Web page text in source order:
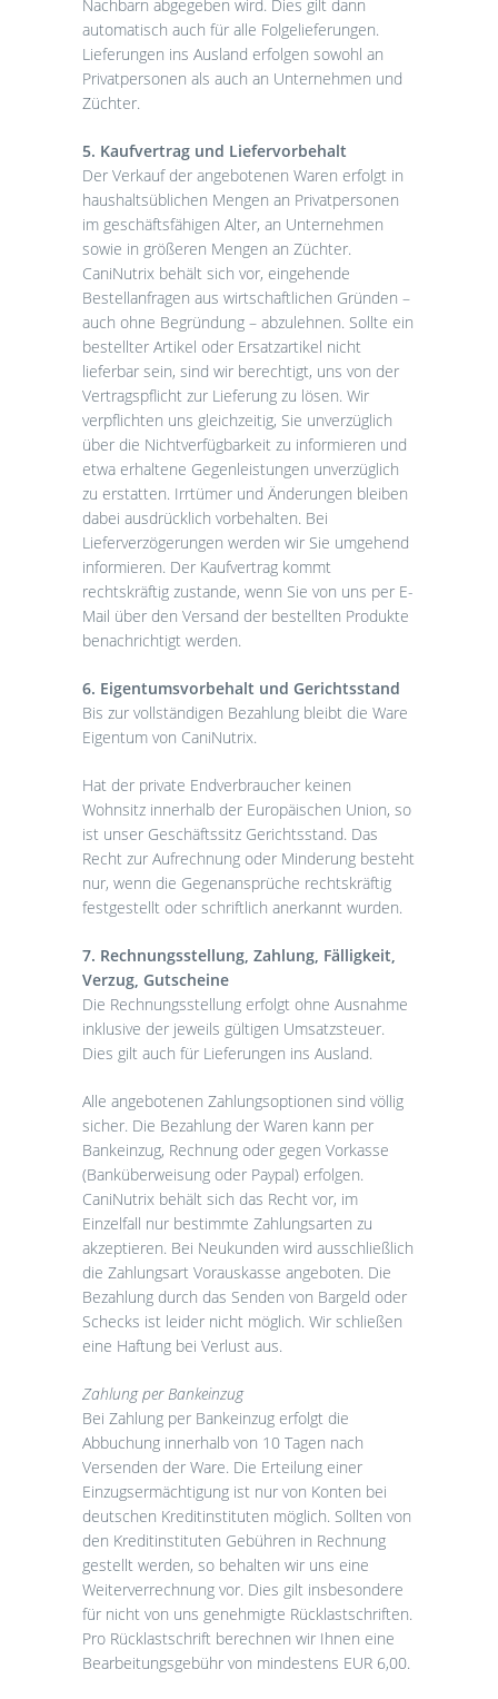
Nachbarn abgegeben wird. Dies gilt dann
automatisch auch für alle Folgelieferungen.
Lieferungen ins Ausland erfolgen sowohl an
Privatpersonen als auch an Unternehmen und
Züchter.
5. Kaufvertrag und Liefervorbehalt
Der Verkauf der angebotenen Waren erfolgt in
haushaltsüblichen Mengen an Privatpersonen
im geschäftsfähigen Alter, an Unternehmen
sowie in größeren Mengen an Züchter.
CaniNutrix behält sich vor, eingehende
Bestellanfragen aus wirtschaftlichen Gründen –
auch ohne Begründung – abzulehnen. Sollte ein
bestellter Artikel oder Ersatzartikel nicht
lieferbar sein, sind wir berechtigt, uns von der
Vertragspflicht zur Lieferung zu lösen. Wir
verpflichten uns gleichzeitig, Sie unverzüglich
über die Nichtverfügbarkeit zu informieren und
etwa erhaltene Gegenleistungen unverzüglich
zu erstatten. Irrtümer und Änderungen bleiben
dabei ausdrücklich vorbehalten. Bei
Lieferverzögerungen werden wir Sie umgehend
informieren. Der Kaufvertrag kommt
rechtskräftig zustande, wenn Sie von uns per E-
Mail über den Versand der bestellten Produkte
benachrichtigt werden.
6. Eigentumsvorbehalt und Gerichtsstand
Bis zur vollständigen Bezahlung bleibt die Ware
Eigentum von CaniNutrix.
Hat der private Endverbraucher keinen
Wohnsitz innerhalb der Europäischen Union, so
ist unser Geschäftssitz Gerichtsstand. Das
Recht zur Aufrechnung oder Minderung besteht
nur, wenn die Gegenansprüche rechtskräftig
festgestellt oder schriftlich anerkannt wurden.
7. Rechnungsstellung, Zahlung, Fälligkeit,
Verzug, Gutscheine
Die Rechnungsstellung erfolgt ohne Ausnahme
inklusive der jeweils gültigen Umsatzsteuer.
Dies gilt auch für Lieferungen ins Ausland.
Alle angebotenen Zahlungsoptionen sind völlig
sicher. Die Bezahlung der Waren kann per
Bankeinzug, Rechnung oder gegen Vorkasse
(Banküberweisung oder Paypal) erfolgen.
CaniNutrix behält sich das Recht vor, im
Einzelfall nur bestimmte Zahlungsarten zu
akzeptieren. Bei Neukunden wird ausschließlich
die Zahlungsart Vorauskasse angeboten. Die
Bezahlung durch das Senden von Bargeld oder
Schecks ist leider nicht möglich. Wir schließen
eine Haftung bei Verlust aus.
Zahlung per Bankeinzug
Bei Zahlung per Bankeinzug erfolgt die
Abbuchung innerhalb von 10 Tagen nach
Versenden der Ware. Die Erteilung einer
Einzugsermächtigung ist nur von Konten bei
deutschen Kreditinstituten möglich. Sollten von
den Kreditinstituten Gebühren in Rechnung
gestellt werden, so behalten wir uns eine
Weiterverrechnung vor. Dies gilt insbesondere
für nicht von uns genehmigte Rücklastschriften.
Pro Rücklastschrift berechnen wir Ihnen eine
Bearbeitungsgebühr von mindestens EUR 6,00.